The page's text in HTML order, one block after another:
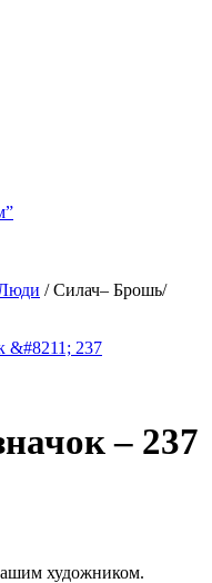
/ Силач– Брошь/
– 237
художником.